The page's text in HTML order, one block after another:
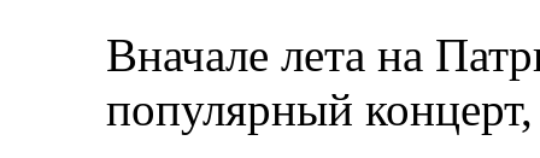
Вначале лета на
популярный